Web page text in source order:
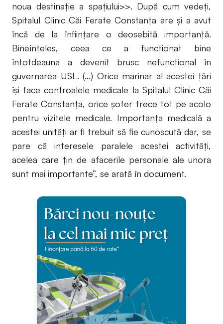
noua destinaţie a spaţiului>>. După cum vedeţi,
Spitalul Clinic Căi Ferate Constanţa are şi a avut
încă de la înfiinţare o deosebită importanţă.
Bineînţeles, ceea ce a funcţionat bine
întotdeauna a devenit brusc nefuncţional în
guvernarea USL. (…) Orice marinar al acestei ţări
îşi face controalele medicale la Spitalul Clinic Căi
Ferate Constanţa, orice şofer trece tot pe acolo
pentru vizitele medicale. Importanţa medicală a
acestei unităţi ar fi trebuit să fie cunoscută dar, se
pare că interesele paralele acestei activităţi,
acelea care ţin de afacerile personale ale unora
sunt mai importante”, se arată în document.